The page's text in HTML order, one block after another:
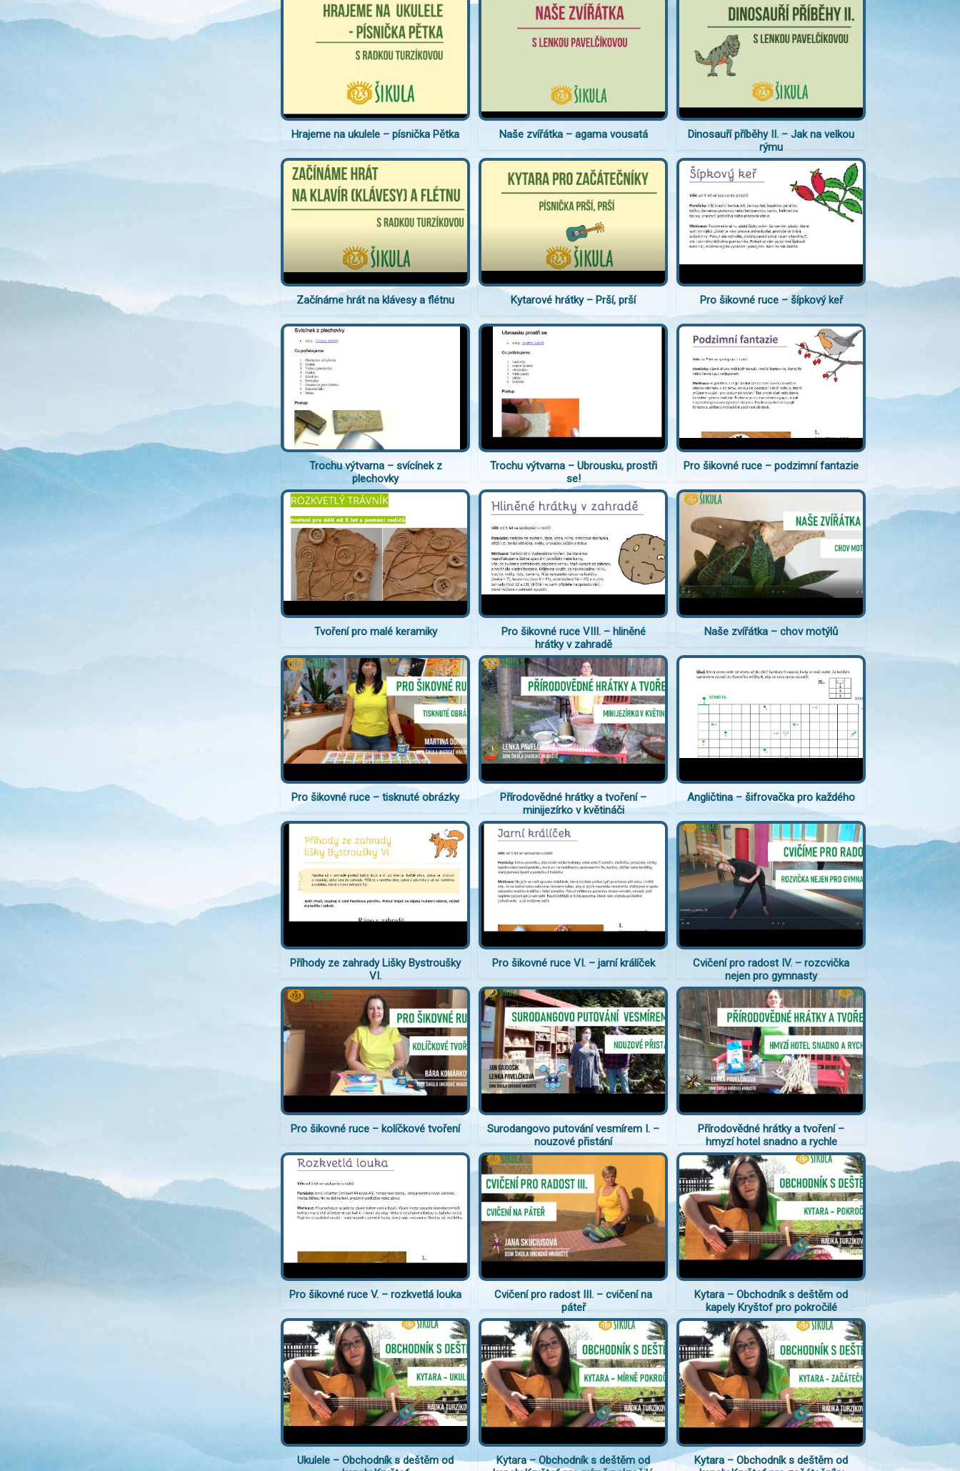
Hrajeme na ukulele – písnička Pětka Naše zvířátka – agama vousatá
Dinosauří příběhy II. – Jak na velkou
rýmu
Začínáme hrát na klávesy a flétnu Kytarové hrátky – Prší, prší Pro šikovné ruce – šípkový keř
Trochu výtvarna – svícínek z
plechovky
Trochu výtvarna – Ubrousku, prostři
se!
Pro šikovné ruce – podzimní fantazie
Tvoření pro malé keramiky
Pro šikovné ruce VIII. – hliněné
hrátky v zahradě
Naše zvířátka – chov motýlů
Pro šikovné ruce – tisknuté obrázky
Přírodovědné hrátky a tvoření –
minijezírko v květináči
Angličtina – šifrovačka pro každého
Příhody ze zahrady Lišky Bystroušky
VI.
Pro šikovné ruce VI. – jarní králíček
Cvičení pro radost IV. – rozcvička
nejen pro gymnasty
Pro šikovné ruce – kolíčkové tvoření
Surodangovo putování vesmírem I. –
nouzové přistání
Přírodovědné hrátky a tvoření –
hmyzí hotel snadno a rychle
Pro šikovné ruce V. – rozkvetlá louka
Cvičení pro radost III. – cvičení na
páteř
Kytara – Obchodník s deštěm od
kapely Kryštof pro pokročilé
Ukulele – Obchodník s deštěm od
Kytara – Obchodník s deštěm od
Kytara – Obchodník s deštěm od